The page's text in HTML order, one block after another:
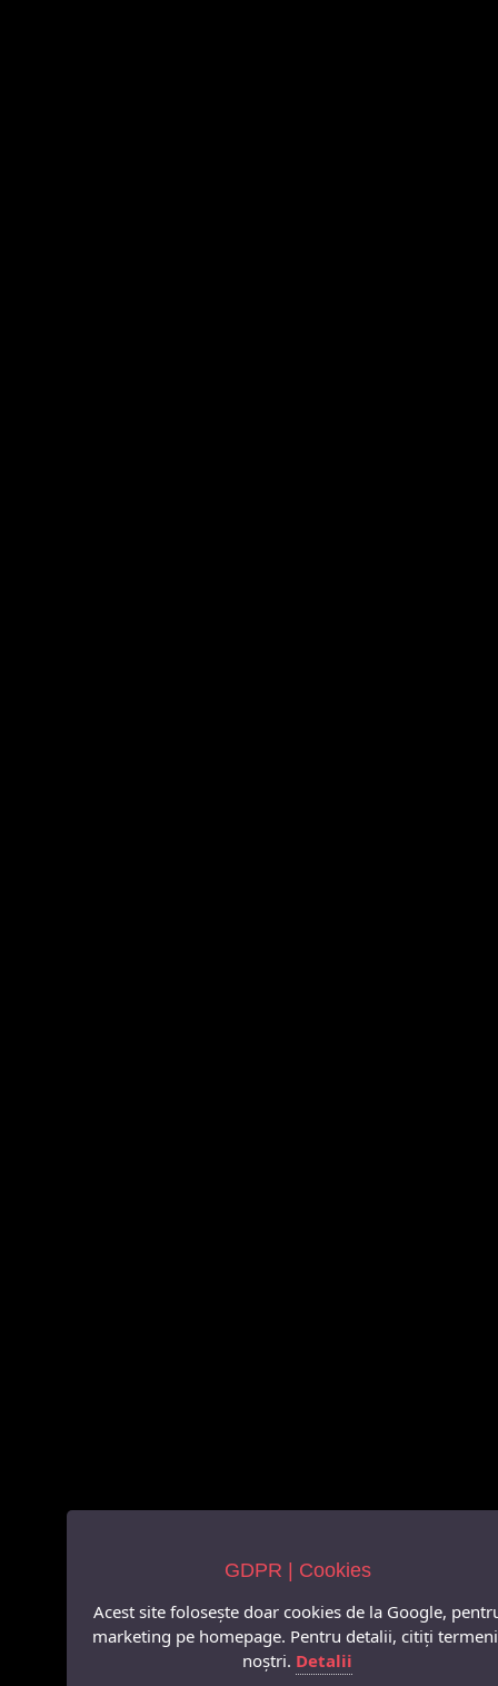
GDPR | Cookies
Acest site folosește doar cookies de la Google,
marketing pe homepage. Pentru detalii, citiți
noștri. Detalii